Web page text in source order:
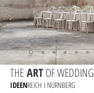
THE ARTOF WEDDING
IDEENREICH I NÜRNBERG